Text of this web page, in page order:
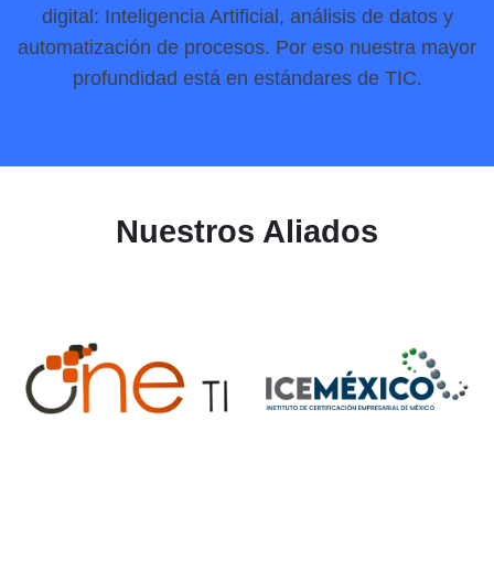
digital: Inteligencia Artificial, análisis de datos y
automatización de procesos. Por eso nuestra mayor
profundidad está en estándares de TIC.
Nuestros Aliados